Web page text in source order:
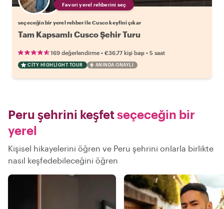
Favori yerel rehberini seç
seçeceğin bir yerel rehber ile Cusco keyfini çıkar
Tam Kapsamlı Cusco Şehir Turu
169 değerlendirme • €36.77 kişi başı • 5 saat
CITY HIGHLIGHT TOUR ANINDA ONAYLI
Peru şehrini keşfetseçeceğin bir
yerel
Kişisel hikayelerini öğren ve Peru şehrini onlarla birlikte
nasıl keşfedebileceğini öğren